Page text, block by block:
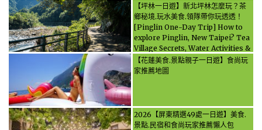
【坪林一日遊】新北坪林怎麼玩？茶
鄉秘境.玩水美食.領隊帶你玩透透！
[Pinglin One-Day Trip] How to
explore Pinglin, New Taipei? Tea
Village Secrets, Water Activities &
Food, Let the guide take you
through it all!
【花蓮美食.景點親子一日遊】食尚玩
家推薦地圖
2026【屏東精選49處一日遊】美食.
景點.民宿和食尚玩家推薦懶人包